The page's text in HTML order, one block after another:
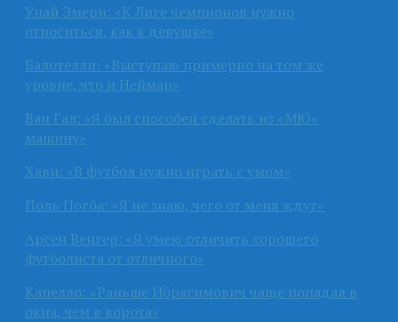
Унай Эмери: «К Лиге чемпионов нужно
относиться, как к девушке»
Балотелли: «Выступаю примерно на том же
уровне, что и Неймар»
Ван Гал: «Я был способен сделать из «МЮ»
машину»
Хави: «В футбол нужно играть с умом»
Поль Погба: «Я не знаю, чего от меня ждут»
Арсен Венгер: «Я умею отличить хорошего
футболиста от отличного»
Капелло: «Раньше Ибрагимович чаще попадал в
окна, чем в ворота»